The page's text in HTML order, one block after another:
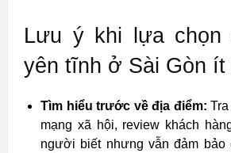
Lưu ý khi lựa chọn
yên tĩnh ở Sài Gòn
Tìm hiểu trước về địa điểm:
mạng xã hội, review khách
người biết nhưng vẫn đảm bảo